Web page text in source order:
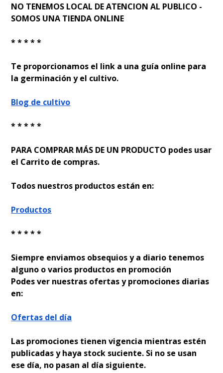
NO TENEMOS LOCAL DE ATENCION AL PUBLICO -
SOMOS UNA TIENDA ONLINE
* * * * *
Te proporcionamos el link a una guía online para
la germinación y el cultivo.
Blog de cultivo
* * * * *
PARA COMPRAR MÁS DE UN PRODUCTO podes usar
el Carrito de compras.
Todos nuestros productos están en:
Productos
* * * * *
Siempre enviamos obsequios y a diario tenemos
alguno o varios productos en promoción
Podes ver nuestras ofertas y promociones diarias
en:
Ofertas del día
Las promociones tienen vigencia mientras estén
publicadas y haya stock suficiente. Si no se usan
ese día, no pasan al día siguiente.